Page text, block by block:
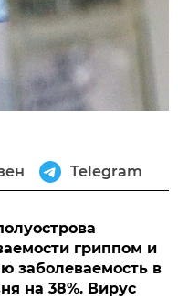
Telegram
гриппом и
заболеваемость в
на 38%. Вирус